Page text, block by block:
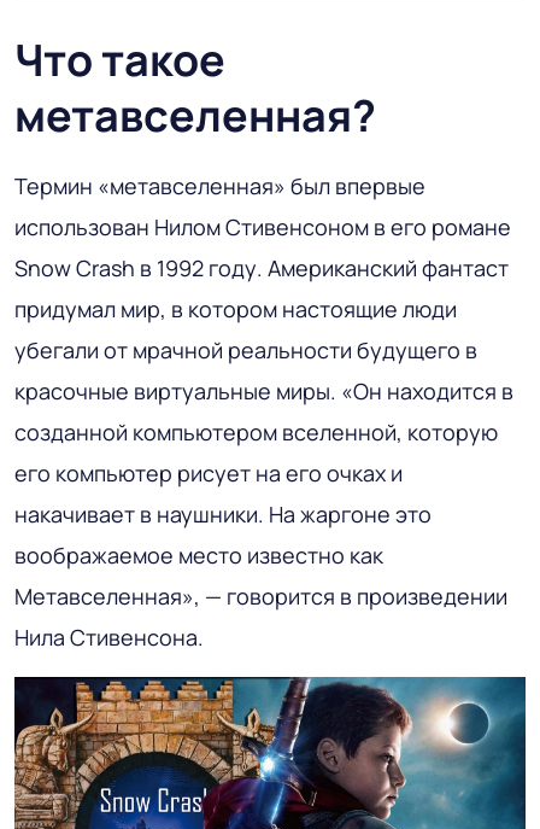
Что такое
метавселенная?
Термин «метавселенная» был впервые
использован Нилом Стивенсоном в его романе
Snow Crash в 1992 году. Американский фантаст
придумал мир, в котором настоящие люди
убегали от мрачной реальности будущего в
красочные виртуальные миры. «Он находится в
созданной компьютером вселенной, которую
его компьютер рисует на его очках и
накачивает в наушники. На жаргоне это
воображаемое место известно как
Метавселенная», — говорится в произведении
Нила Стивенсона.